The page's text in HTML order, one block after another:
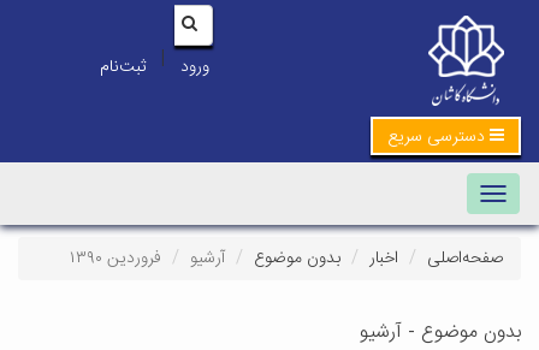
ورود | ثبت‌نام
دسترسی سریع
Toggle navigation
صفحه‌اصلی اخبار بدون موضوع آرشیو فروردین ۱۳۹۰
بدون موضوع - آرشیو